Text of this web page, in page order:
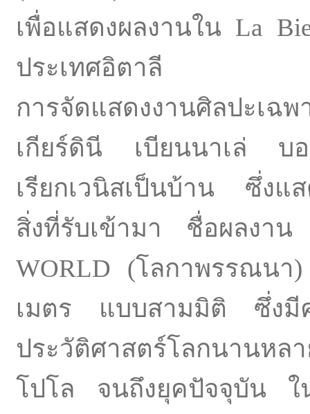
เพื่อแสดงผลงานใน La
ประเทศอิตาลี
การจัดแสดงงานศิลปะเฉ
เกียร์ดินี เบียนนาเล่ บอ
เรียกเวนิสเป็นบ้าน ซึ่งแ
สิ่งที่รับเข้ามา ชื่อผลงา
WORLD (โลกาพรรณนา
เมตร แบบสามมิติ ซึ่งมีค
ประวัติศาสตร์โลกนานหล
โปโล จนถึงยุคปัจจุบัน ใ